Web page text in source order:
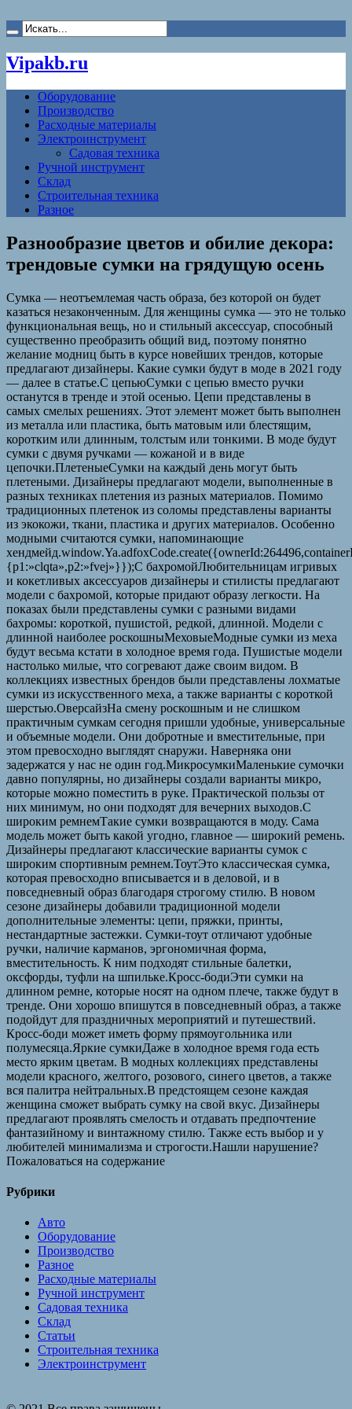
Vipakb.ru
Оборудование
Производство
Расходные материалы
Электроинструмент
Садовая техника
Ручной инструмент
Склад
Строительная техника
Разное
Разнообразие цветов и обилие декора:
трендовые сумки на грядущую осень
Сумка — неотъемлемая часть образа, без которой он будет
казаться незаконченным. Для женщины сумка — это не только
функциональная вещь, но и стильный аксессуар, способный
существенно преобразить общий вид, поэтому понятно
желание модниц быть в курсе новейших трендов, которые
предлагают дизайнеры. Какие сумки будут в моде в 2021 году
— далее в статье.С цепьюСумки с цепью вместо ручки
останутся в тренде и этой осенью. Цепи представлены в
самых смелых решениях. Этот элемент может быть выполнен
из металла или пластика, быть матовым или блестящим,
коротким или длинным, толстым или тонкими. В моде будут
сумки с двумя ручками — кожаной и в виде
цепочки.ПлетеныеСумки на каждый день могут быть
плетеными. Дизайнеры предлагают модели, выполненные в
разных техниках плетения из разных материалов. Помимо
традиционных плетенок из соломы представлены варианты
из экокожи, ткани, пластика и других материалов. Особенно
модными считаются сумки, напоминающие
{p1:»clqta»,p2:»fvej»}});С бахромойЛюбительницам игривых
и кокетливых аксессуаров дизайнеры и стилисты предлагают
модели с бахромой, которые придают образу легкости. На
показах были представлены сумки с разными видами
бахромы: короткой, пушистой, редкой, длинной. Модели с
длинной наиболее роскошныМеховыеМодные сумки из меха
будут весьма кстати в холодное время года. Пушистые модели
настолько милые, что согревают даже своим видом. В
коллекциях известных брендов были представлены лохматые
сумки из искусственного меха, а также варианты с короткой
шерстью.ОверсайзНа смену роскошным и не слишком
практичным сумкам сегодня пришли удобные, универсальные
и объемные модели. Они добротные и вместительные, при
этом превосходно выглядят снаружи. Наверняка они
задержатся у нас не один год.МикросумкиМаленькие сумочки
давно популярны, но дизайнеры создали варианты микро,
которые можно поместить в руке. Практической пользы от
них минимум, но они подходят для вечерних выходов.С
широким ремнемТакие сумки возвращаются в моду. Сама
модель может быть какой угодно, главное — широкий ремень.
Дизайнеры предлагают классические варианты сумок с
широким спортивным ремнем.ТоутЭто классическая сумка,
которая превосходно вписывается и в деловой, и в
повседневный образ благодаря строгому стилю. В новом
сезоне дизайнеры добавили традиционной модели
дополнительные элементы: цепи, пряжки, принты,
нестандартные застежки. Сумки-тоут отличают удобные
ручки, наличие карманов, эргономичная форма,
вместительность. К ним подходят стильные балетки,
оксфорды, туфли на шпильке.Кросс-бодиЭти сумки на
длинном ремне, которые носят на одном плече, также будут в
тренде. Они хорошо впишутся в повседневный образ, а также
подойдут для праздничных мероприятий и путешествий.
Кросс-боди может иметь форму прямоугольника или
полумесяца.Яркие сумкиДаже в холодное время года есть
место ярким цветам. В модных коллекциях представлены
модели красного, желтого, розового, синего цветов, а также
вся палитра нейтральных.В предстоящем сезоне каждая
женщина сможет выбрать сумку на свой вкус. Дизайнеры
предлагают проявлять смелость и отдавать предпочтение
фантазийному и винтажному стилю. Также есть выбор и у
любителей минимализма и строгости.Нашли нарушение?
Пожаловаться на содержание
Рубрики
Авто
Оборудование
Производство
Разное
Расходные материалы
Ручной инструмент
Садовая техника
Склад
Статьи
Строительная техника
Электроинструмент